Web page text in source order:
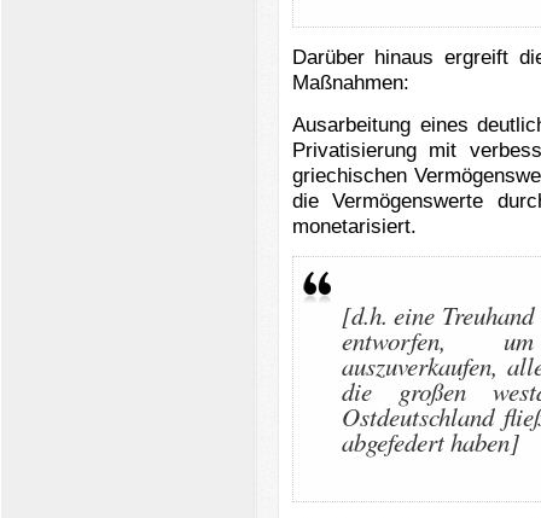
Darüber hinaus ergreift
Maßnahmen:
Ausarbeitung eines
Privatisierung mit
griechischen
die Vermögenswerte
monetarisiert.
[d.h. eine
entworfen,
auszuverkaufen,
die großen
Ostdeutschland
abgefedert haben]